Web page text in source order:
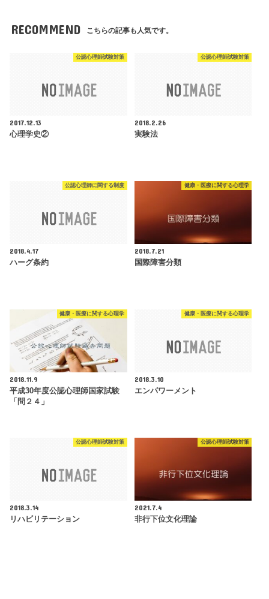
RECOMMEND こちらの記事も人気です。
公認心理師試験対策
2017.12.13
心理学史②
公認心理師試験対策
2018.2.26
実験法
公認心理師に関する制度
2018.4.17
ハーグ条約
健康・医療に関する心理学
2018.7.21
国際障害分類
健康・医療に関する心理学
2018.11.9
平成30年度公認心理師国家試験
「問２４」
健康・医療に関する心理学
2018.3.10
エンパワーメント
公認心理師試験対策
2018.3.14
リハビリテーション
公認心理師試験対策
2021.7.4
非行下位文化理論